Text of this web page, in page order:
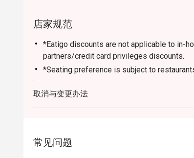
店家规范
*Eatigo discounts are not applicable to in-
partners/credit card privileges discounts.
*Seating preference is subject to
during peak hours instead
*Guests are to check the bill before
取消与变更办法
常见问题